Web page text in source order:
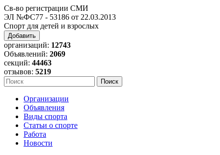
Св-во регистрации СМИ
ЭЛ №ФС77 - 53186 от 22.03.2013
Спорт для детей и взрослых
Добавить
организаций: 12743
Объявлений: 2069
секций: 44463
отзывов: 5219
Организации
Объявления
Виды спорта
Статьи о спорте
Работа
Новости